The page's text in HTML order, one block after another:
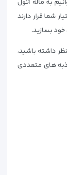
به ماله آتول
شما قرار دارند
بسازید.
داشته باشید،
های متعددی